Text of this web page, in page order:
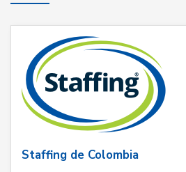
Staffing de Colombia